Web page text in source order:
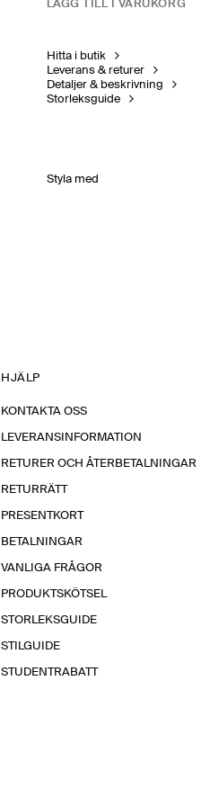
LÄGG TILL I VARUKORG
Hitta i butik
Leverans & returer
Detaljer & beskrivning
Storleksguide
Styla med
HJÄLP
KONTAKTA OSS
LEVERANSINFORMATION
RETURER OCH ÅTERBETALNINGAR
RETURRÄTT
PRESENTKORT
BETALNINGAR
VANLIGA FRÅGOR
PRODUKTSKÖTSEL
STORLEKSGUIDE
STILGUIDE
STUDENTRABATT